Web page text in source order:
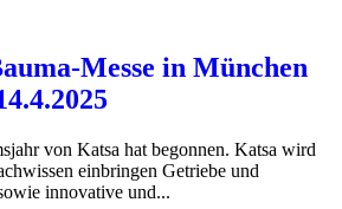
Messe in München
von Katsa hat begonnen. Katsa wird
einbringen Getriebe und
innovative und...